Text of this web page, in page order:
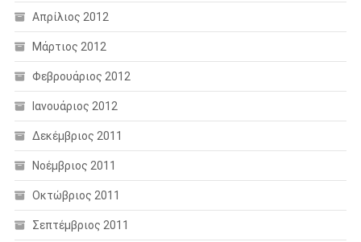
Απρίλιος 2012
Μάρτιος 2012
Φεβρουάριος 2012
Ιανουάριος 2012
Δεκέμβριος 2011
Νοέμβριος 2011
Οκτώβριος 2011
Σεπτέμβριος 2011